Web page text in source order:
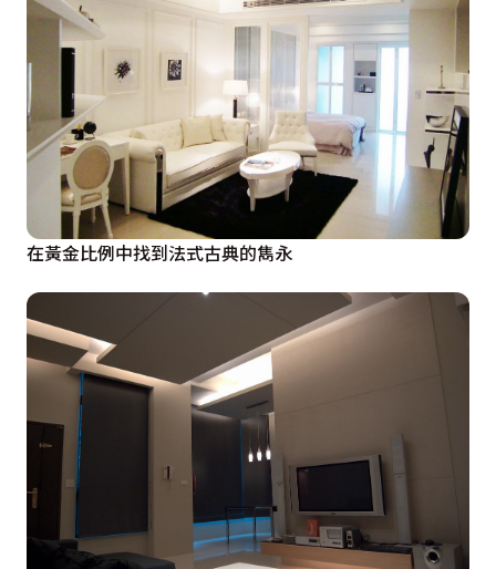
在黃金比例中找到法式古典的雋永